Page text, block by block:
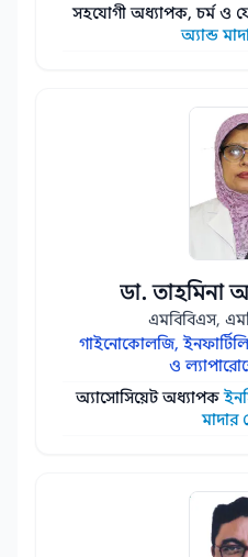
সহযোগী অধ্যাপক, চর্ম ও
অ্যান্ড
ডা. তাহমিনা
এমবিবিএস,
গাইনোকোলজি,
ও
অ্যাসোসিয়েট অধ্যাপক
মাদার